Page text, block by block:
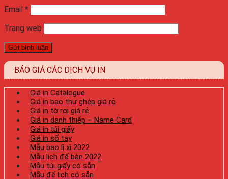
Email *
Trang web
BÁO GIÁ CÁC DỊCH VỤ IN
Giá in Catalogue
Giá in bao thư ghép giá rẻ
Giá in tờ rơi giá rẻ
Giá in danh thiếp – Name Card
Giá in túi giấy
Giá in sổ tay
Mẫu bao lì xì 2022
Mẫu lịch để bàn 2022
Mẫu túi giấy có sẵn
Mẫu đế lịch có sẵn